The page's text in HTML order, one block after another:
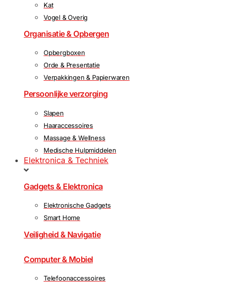
Kat
Vogel & Overig
Organisatie & Opbergen
Opbergboxen
Orde & Presentatie
Verpakkingen & Papierwaren
Persoonlijke verzorging
Slapen
Haaraccessoires
Massage & Wellness
Medische Hulpmiddelen
Elektronica & Techniek
Gadgets & Elektronica
Elektronische Gadgets
Smart Home
Veiligheid & Navigatie
Computer & Mobiel
Telefoonaccessoires